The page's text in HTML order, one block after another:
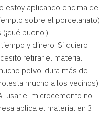
estoy aplicando encima del
sobre el porcelanato)
bueno!).
y dinero. Si quiero
retirar el material
polvo, dura más de
mucho a los vecinos)
usar el microcemento no
aplica el material en 3